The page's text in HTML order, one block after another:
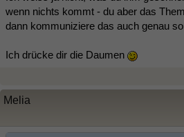
wenn nichts kommt - du aber das
dann kommuniziere das auch genau
Ich drücke dir die Daumen
Melia